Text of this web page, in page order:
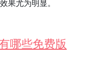
果尤为明显。
哪些免费版